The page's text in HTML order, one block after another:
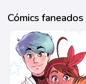
Cómics faneados